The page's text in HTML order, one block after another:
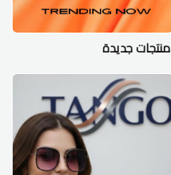
منتجات جديدة